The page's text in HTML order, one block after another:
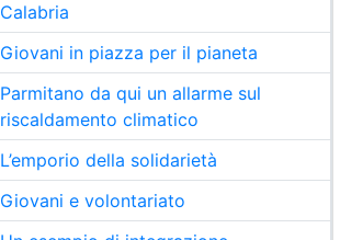
Calabria
Giovani in piazza per il pianeta
Parmitano da qui un allarme sul
riscaldamento climatico
L’emporio della solidarietà
Giovani e volontariato